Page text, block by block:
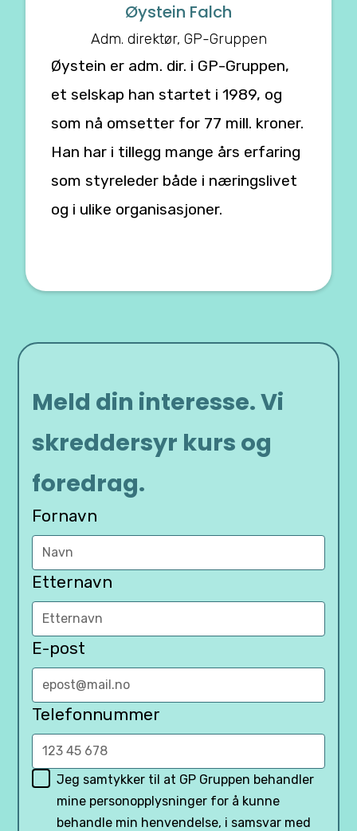
Øystein Falch
Adm. direktør, GP-Gruppen
Øystein er adm. dir. i GP-Gruppen,
et selskap han startet i 1989, og
som nå omsetter for 77 mill. kroner.
Han har i tillegg mange års erfaring
som styreleder både i næringslivet
og i ulike organisasjoner.
Meld din interesse. Vi
skreddersyr kurs og
foredrag.
Fornavn
Etternavn
E-post
Telefonnummer
Jeg samtykker til at GP Gruppen behandler
mine personopplysninger for å kunne
behandle min henvendelse, i samsvar med